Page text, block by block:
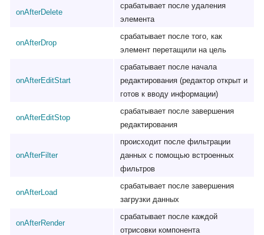
onAfterDelete
срабатывает после удаления
элемента
onAfterDrop
срабатывает после того, как
элемент перетащили на цель
onAfterEditStart
срабатывает после начала
редактирования (редактор открыт и
готов к вводу информации)
onAfterEditStop
срабатывает после завершения
редактирования
onAfterFilter
происходит после фильтрации
данных с помощью встроенных
фильтров
onAfterLoad
срабатывает после завершения
загрузки данных
onAfterRender
срабатывает после каждой
отрисовки компонента